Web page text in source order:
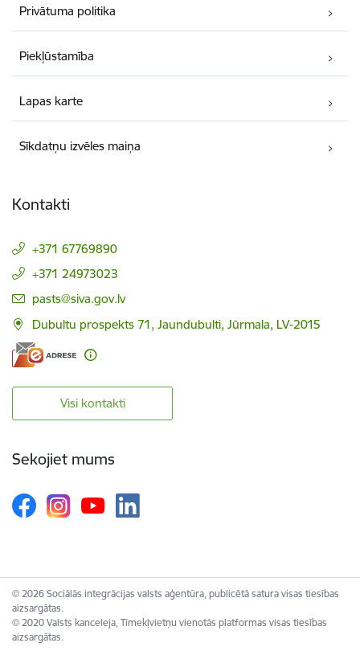
Privātuma politika
Piekļūstamība
Lapas karte
Sīkdatņu izvēles maiņa
Kontakti
+371 67769890
+371 24973023
E-pasts:
pasts@siva.gov.lv
Dubultu prospekts 71, Jaundubulti, Jūrmala, LV-2015
Visi kontakti
Sekojiet mums
© 2026 Sociālās integrācijas valsts aģentūra, publicētā satura visas tiesības
aizsargātas.
© 2020 Valsts kanceleja, Tīmekļvietņu vienotās platformas visas tiesības
aizsargātas.